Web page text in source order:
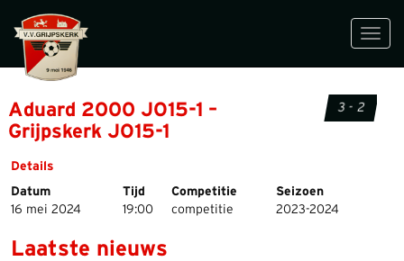
Aduard 2000 JO15-1 –
Grijpskerk JO15-1
3 - 2
Details
Datum
Tijd Competitie
Seizoen
16 mei 2024
19:00 competitie 2023-2024
Laatste nieuws